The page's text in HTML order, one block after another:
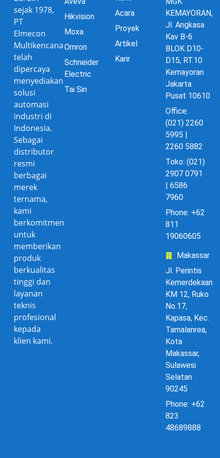
sejak 1978,
PT
Elmecon
Multikencana
telah
dipercaya
menyediakan
solusi
automasi
industri di
Indonesia.
Sebagai
distributor
resmi
berbagai
merek
ternama,
kami
berkomitmen
untuk
memberikan
produk
berkualitas
tinggi dan
layanan
teknis
profesional
kepada
klien kami.
Hikvision
Moxa
Omron
Schneider
Electric
Tai Sin
Acara
Proyek
Artikel
Karir
KEMAYORAN,
Jl. Angkasa
Kav B-6
BLOK D10-
D15, RT.10
Kemayoran
Jakarta
Pusat 10610
Office:
(021) 2260
5995 |
2260 5882
Toko: (021)
2907 0791
| 6586
7960
Phone: +62
811
19060605
Makassar
Jl. Perintis
Kemerdekaan
KM 12, Ruko
No.17,
Kapasa, Kec.
Tamalanrea,
Kota
Makassar,
Sulawesi
Selatan
90245
Phone: +62
823
48689888